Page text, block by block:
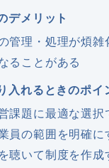
デメリット
管理・処理が煩雑
ることがある
入れるときのポイ
課題に最適な選択
員の範囲を明確に
聴いて制度を作成